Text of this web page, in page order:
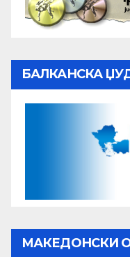
БАЛКАНСКА
МАКЕДОНСКИ